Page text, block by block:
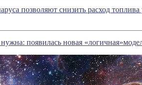
позволяют снизить расход
появилась новая